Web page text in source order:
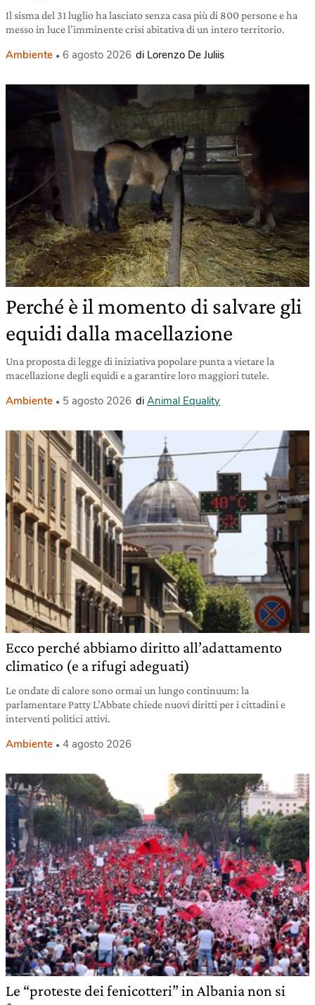
Il sisma del 31 luglio ha lasciato senza casa più di 800 persone e ha
messo in luce l’imminente crisi abitativa di un intero territorio.
Ambiente 6 agosto 2026 di Lorenzo De Juliis
Perché è il momento di salvare gli
equidi dalla macellazione
Una proposta di legge di iniziativa popolare punta a vietare la
macellazione degli equidi e a garantire loro maggiori tutele.
Ambiente 5 agosto 2026 di Animal Equality
Ecco perché abbiamo diritto all’adattamento
climatico (e a rifugi adeguati)
Le ondate di calore sono ormai un lungo continuum: la
parlamentare Patty L’Abbate chiede nuovi diritti per i cittadini e
interventi politici attivi.
Ambiente 4 agosto 2026
Le “proteste dei fenicotteri” in Albania non si